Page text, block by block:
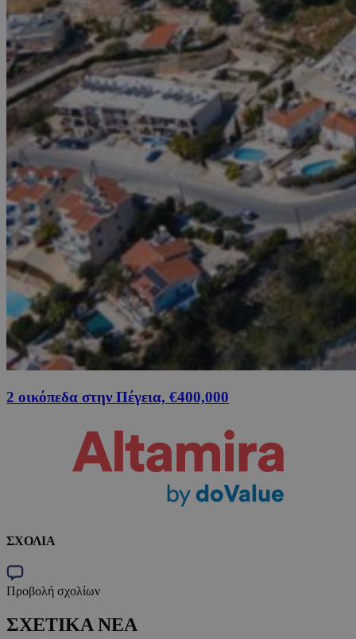
2 οικόπεδα στην Πέγεια, €400,000
ΣΧΟΛΙΑ
Προβολή σχολίων
ΣΧΕΤΙΚΑ ΝΕΑ